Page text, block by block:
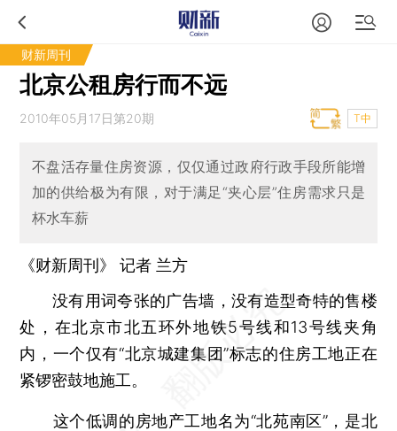
财新周刊
北京公租房行而不远
2010年05月17日第20期 T中
不盘活存量住房资源，仅仅通过政府行政手段所能增
加的供给极为有限，对于满足“夹心层”住房需求只是
杯水车薪
《财新周刊》 记者 兰方
没有用词夸张的广告墙，没有造型奇特的售楼
处，在北京市北五环外地铁5号线和13号线夹角
内，一个仅有“北京城建集团”标志的住房工地正在
紧锣密鼓地施工。
这个低调的房地产工地名为“北苑南区”，是北